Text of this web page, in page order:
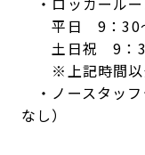
平日 9：30～
土日祝 9：
※上記時間以
・ノースタッ
なし）